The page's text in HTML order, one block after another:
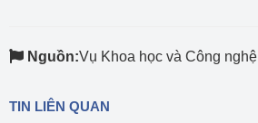
Nguồn:Vụ Khoa học và Công nghệ
TIN LIÊN QUAN